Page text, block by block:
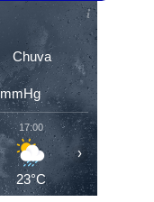
Chuva
mmHg
17:00
23°C
18:00
22°C
›